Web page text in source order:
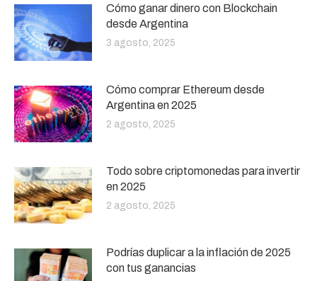
Cómo ganar dinero con Blockchain
desde Argentina
3 agosto, 2025
Cómo comprar Ethereum desde
Argentina en 2025
2 agosto, 2025
Todo sobre criptomonedas para invertir
en 2025
2 agosto, 2025
Podrías duplicar a la inflación de 2025
con tus ganancias